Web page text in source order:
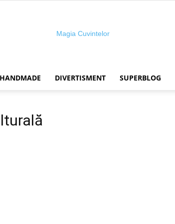
HANDMADE DIVERTISMENT SUPERBLOG